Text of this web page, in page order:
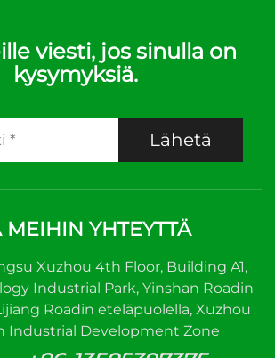
viesti, jos sinulla on
kysymyksiä.
Lähetä
MEIHIN YHTEYTTÄ
Xuzhou 4th Floor, Building A1,
Industrial Park, Yinshan Roadin
Roadin eteläpuolella, Xuzhou
Industrial Development Zone